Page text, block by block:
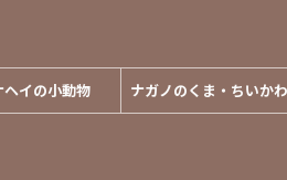
ヘイの小動物 ナガノのくま・ちいかわ